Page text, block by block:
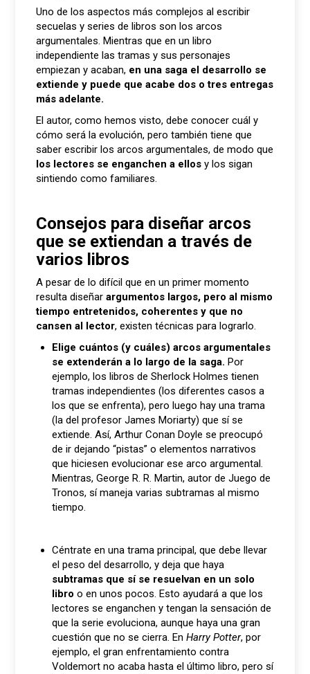
Uno de los aspectos más complejos al escribir
secuelas y series de libros son los arcos
argumentales. Mientras que en un libro
independiente las tramas y sus personajes
empiezan y acaban, en una saga el desarrollo se
extiende y puede que acabe dos o tres entregas
más adelante.
El autor, como hemos visto, debe conocer cuál y
cómo será la evolución, pero también tiene que
saber escribir los arcos argumentales, de modo que
los lectores se enganchen a ellos y los sigan
sintiendo como familiares.
Consejos para diseñar arcos
que se extiendan a través de
varios libros
A pesar de lo difícil que en un primer momento
resulta diseñarargumentos largos, pero al mismo
tiempo entretenidos, coherentes y que no
cansen al lector, existen técnicas para lograrlo.
Elige cuántos (y cuáles) arcos argumentales
se extenderán a lo largo de la saga. Por
ejemplo, los libros de Sherlock Holmes tienen
tramas independientes (los diferentes casos a
los que se enfrenta), pero luego hay una trama
(la del profesor James Moriarty) que sí se
extiende. Así, Arthur Conan Doyle se preocupó
de ir dejando “pistas” o elementos narrativos
que hiciesen evolucionar ese arco argumental.
Mientras, George R. R. Martin, autor de Juego de
Tronos, sí maneja varias subtramas al mismo
tiempo.
Céntrate en una trama principal, que debe llevar
el peso del desarrollo, y deja que haya
subtramas que sí se resuelvan en un solo
libro o en unos pocos. Esto ayudará a que los
lectores se enganchen y tengan la sensación de
que la serie evoluciona, aunque haya una gran
cuestión que no se cierra. En Harry Potter, por
ejemplo, el gran enfrentamiento contra
Voldemort no acaba hasta el último libro, pero sí